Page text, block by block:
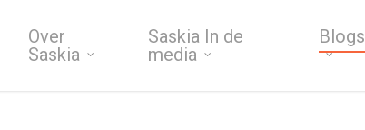
Over
Saskia
Saskia In de
media
Blogs